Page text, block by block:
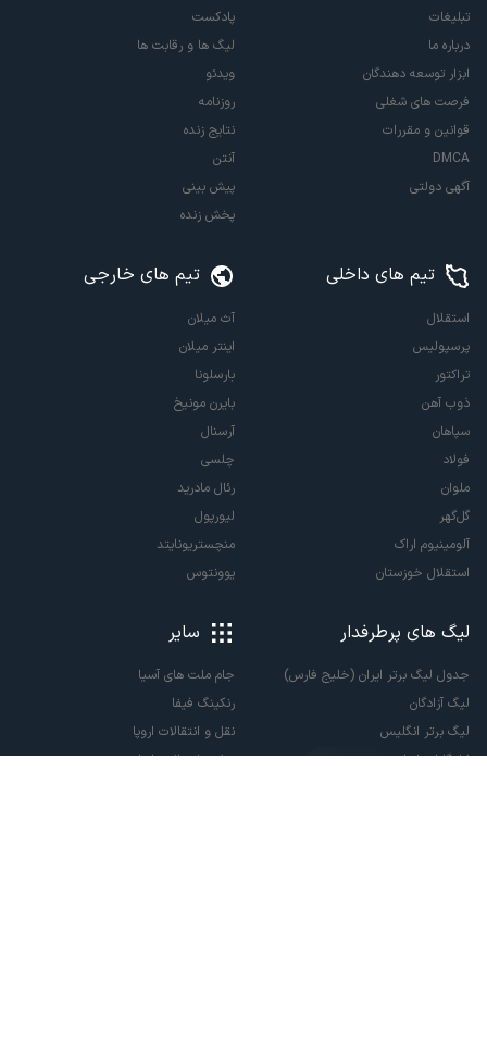
تبلیغات
درباره ما
ابزار توسعه دهندگان
فرصت های شغلی
قوانین و مقررات
DMCA
آگهی دولتی
پادکست
لیگ ها و رقابت ها
ویدئو
روزنامه
نتایج زنده
آنتن
پیش بینی
پخش زنده
تیم های داخلی
استقلال
پرسپولیس
تراکتور
ذوب آهن
سپاهان
فولاد
ملوان
گل‌گهر
آلومینیوم اراک
استقلال خوزستان
تیم های خارجی
آث میلان
اینتر میلان
بارسلونا
بایرن مونیخ
آرسنال
چلسی
رئال مادرید
لیورپول
منچستریونایتد
یوونتوس
لیگ های پرطرفدار
جدول لیگ برتر ایران (خلیج فارس)
لیگ آزادگان
لیگ برتر انگلیس
لالیگا اسپانیا
سایر
جام ملت های آسیا
رنکینگ فیفا
نقل و انتقالات اروپا
نقل و انتقالات ایران